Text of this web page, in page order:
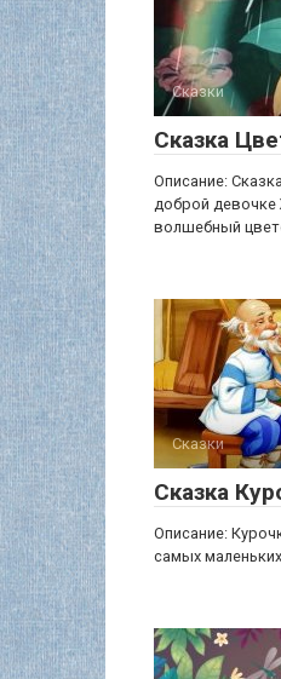
Сказки
Сказка
Описание:
доброй
волшебный
Сказки
Сказка
Описание:
самых